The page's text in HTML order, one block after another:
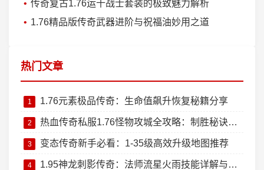
传奇复古1.76运十战士套装的极致魅力解析
1.76精品版传奇武器进阶与祝福油妙用之道
热门文章
1 1.76元素极品传奇：生命值飙升恢复秘籍分享
2 热血传奇私服1.76怪物攻城全攻略：制胜秘诀大公开
3 变态传奇新手必看：1-35级高效升级地图推荐
4 1.95神龙刺影传奇：法师流星火雨技能详解与实战技巧